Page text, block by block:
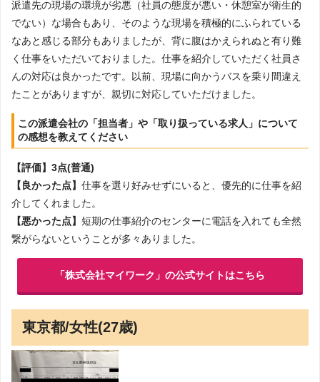
派遣先の現場の環境が劣悪（社員の態度が悪い・休憩室が衛生的
でない）な場合もあり、そのような現場を積極的にふられている
なあと感じる部分もありましたが、背に腹はかえられぬと有り難
く仕事をいただいておりました。仕事を紹介していただく社員さ
んの対応は良かったです。以前、現場に向かうバスを乗り間違え
たことがありますが、親切に対応していただけました。
この派遣会社の「担当者」や「取り扱っている求人」について
の感想を教えてください
【評価】3点(普通)
【良かった点】 仕事を選り好みせずにいると、優先的に仕事を紹
介してくれました。
【悪かった点】 短期の仕事紹介のセンターに電話を入れても全然
繋がらないということが多々ありました。
「株式会社マイワーク」の公式サイトはこちら
東京都/女性(27歳)